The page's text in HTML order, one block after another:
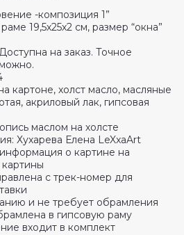
-композиция 1”
19,5х25х2 см, размер “окна”
на заказ. Точное
картоне, холст масло, масляные
акриловый лак, гипсовая
маслом на холсте
Хухарева Елена LeXxaArt
о картине на
с трек-номер для
и не требует обрамления
в гипсовую раму
входит в комплект